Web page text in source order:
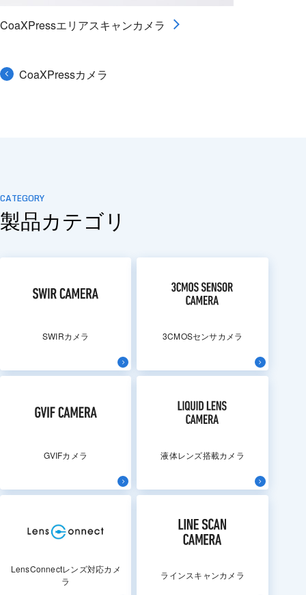
CoaXPressエリアスキャンカメラ
CoaXPressカメラ
CATEGORY
製品カテゴリ
SWIRカメラ 3CMOSセンサカメラ
GVIFカメラ 液体レンズ搭載カメラ
LensConnectレンズ対応カメ
ラ
ラインスキャンカメラ